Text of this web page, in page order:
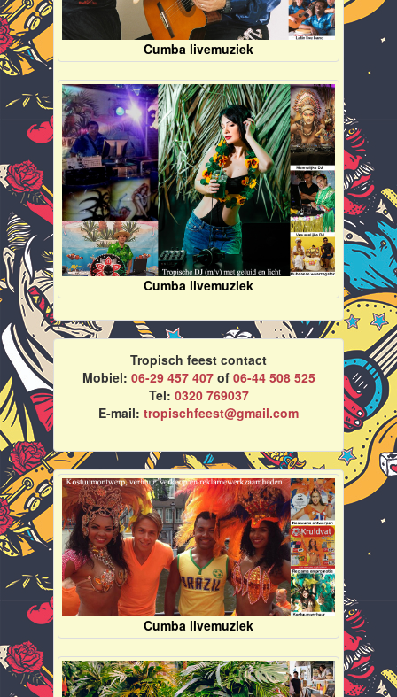
Cumba livemuziek
Cumba livemuziek
Tropisch feest contact
Mobiel: 06-29 457 407of 06-44 508 525
Tel: 0320 769037
E-mail: tropischfeest@gmail.com
Cumba livemuziek